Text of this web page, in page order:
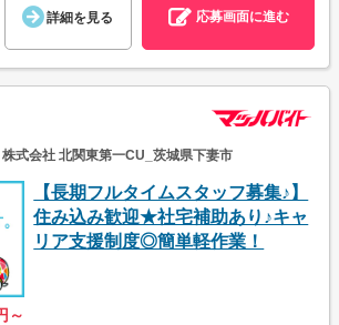
詳細を見る 応募画面に進む
式会社 北関東第一CU_茨城県下妻市
【長期フルタイムスタッフ募集♪】
住み込み歓迎★社宅補助あり♪キャ
リア支援制度◎簡単軽作業！
～